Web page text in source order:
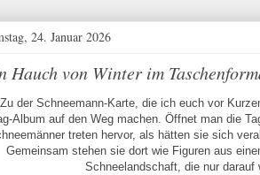
24. Januar 2026
Hauch von Winter im
Zu der Schneemann‑Karte, die ich euch vor
auf den Weg machen. Öffnet man die
treten hervor, als hätten sie sich
Gemeinsam stehen sie dort wie Figuren aus
Schneelandschaft, die nur